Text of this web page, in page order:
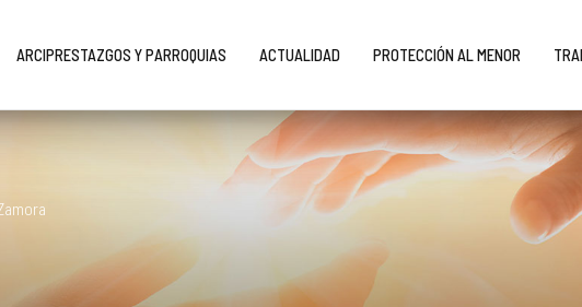
ARCIPRESTAZGOS Y PARROQUIAS ACTUALIDAD PROTECCIÓN AL MENOR